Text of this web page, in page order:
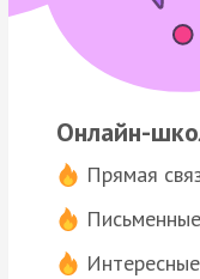
Онлайн-
Прямая